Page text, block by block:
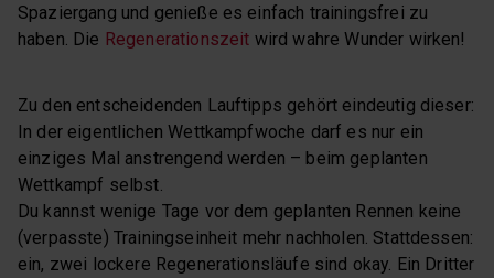
Spaziergang und genieße es einfach trainingsfrei zu
haben. Die Regenerationszeit wird wahre Wunder wirken!
Zu den entscheidenden Lauftipps gehört eindeutig dieser:
In der eigentlichen Wettkampfwoche darf es nur ein
einziges Mal anstrengend werden – beim geplanten
Wettkampf selbst.
Du kannst wenige Tage vor dem geplanten Rennen keine
(verpasste) Trainingseinheit mehr nachholen. Stattdessen:
ein, zwei lockere Regenerationsläufe sind okay. Ein Dritter